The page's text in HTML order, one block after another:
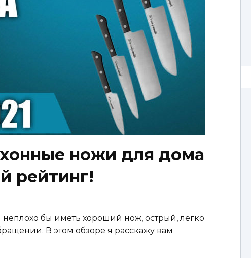
ножи для дома
рейтинг!
бы иметь хороший нож, острый, легко
В этом обзоре я расскажу вам